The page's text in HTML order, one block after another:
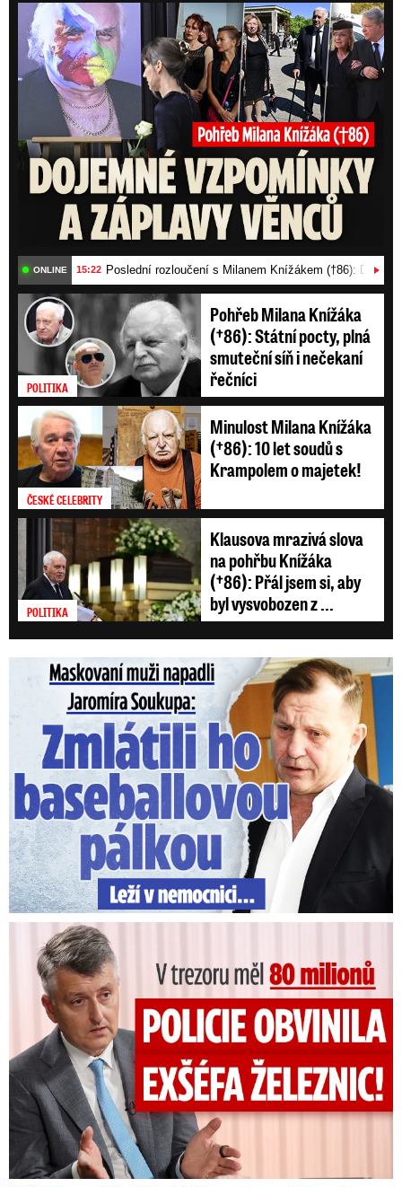
ONLINE 15:22 Poslední rozloučení s Milanem Knížákem (†86):
POLITIKA
Pohřeb Milana Knížáka
(†86): Státní pocty, plná
smuteční síň i nečekaní
řečníci
ČESKÉ CELEBRITY
Minulost Milana Knížáka
(†86): 10 let soudů s
Krampolem o majetek!
POLITIKA
Klausova mrazivá slova
na pohřbu Knížáka
(†86): Přál jsem si, aby
byl vysvobozen z ...
Maskovaní muži napadli Jaromíra Soukupa: Krvavá nakládačka
V trezoru měl 80 milionů: Policie obvinila exšéfa železnic!